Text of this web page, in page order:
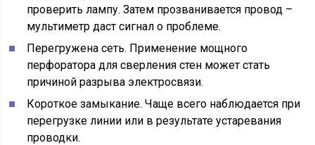
проверить лампу. Затем прозванивается провод –
мультиметр даст сигнал о проблеме.
Перегружена сеть. Применение мощного
перфоратора для сверления стен может стать
причиной разрыва электросвязи.
Короткое замыкание. Чаще всего наблюдается при
перегрузке линии или в результате устаревания
проводки.